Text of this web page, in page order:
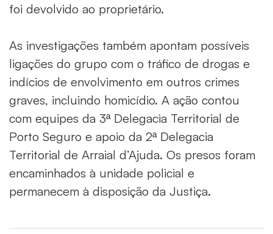
foi devolvido ao proprietário.
As investigações também apontam possíveis
ligações do grupo com o tráfico de drogas e
indícios de envolvimento em outros crimes
graves, incluindo homicídio. A ação contou
com equipes da 3ª Delegacia Territorial de
Porto Seguro e apoio da 2ª Delegacia
Territorial de Arraial d’Ajuda. Os presos foram
encaminhados à unidade policial e
permanecem à disposição da Justiça.